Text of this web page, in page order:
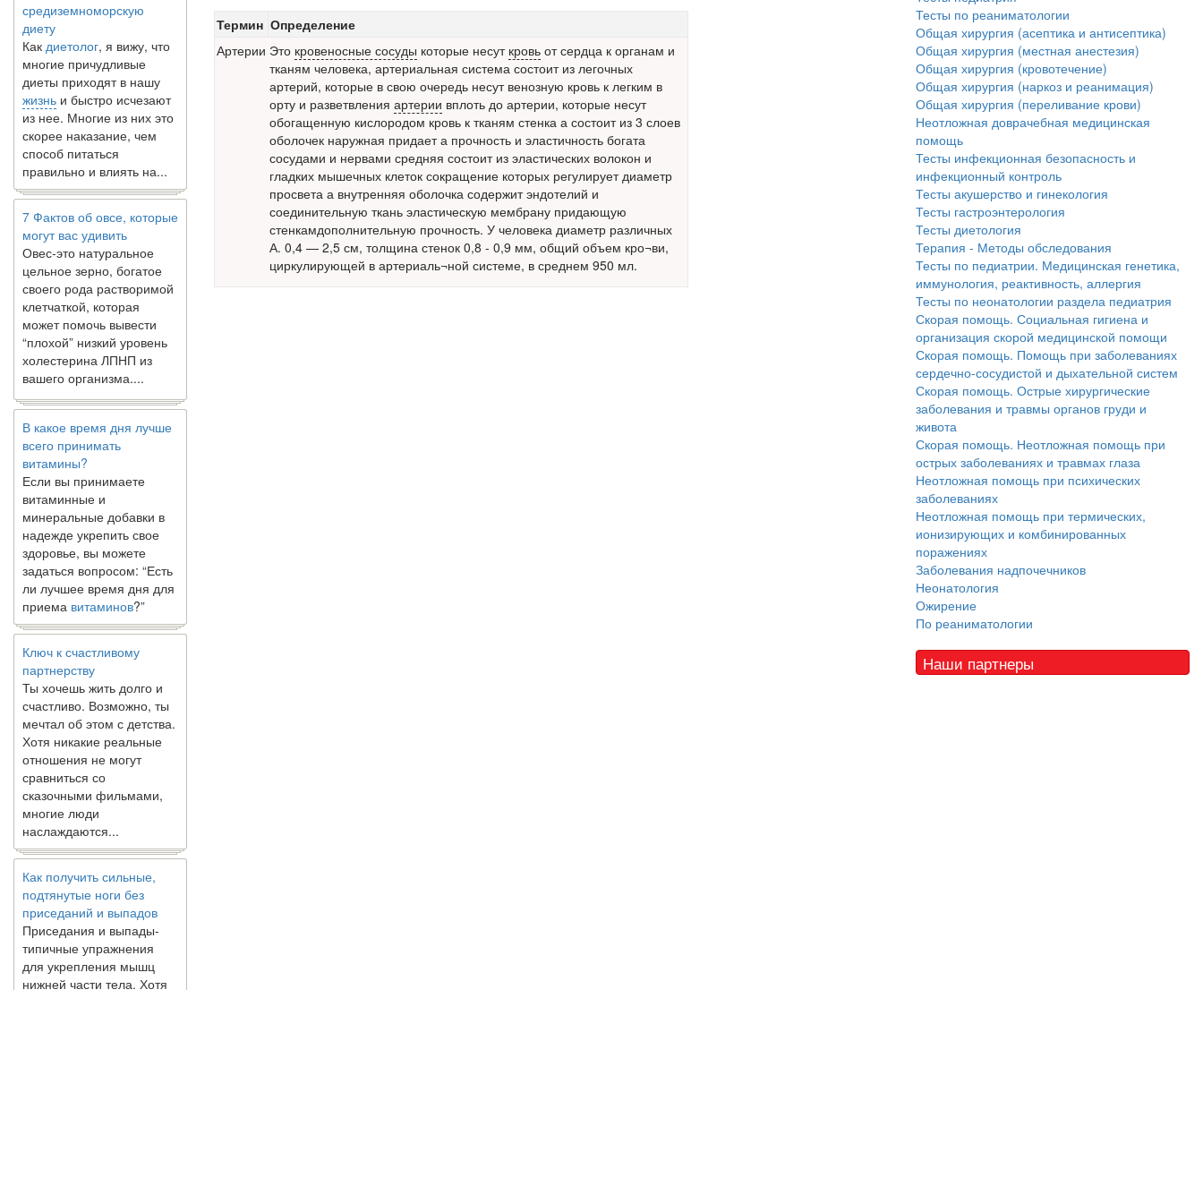
диету
Какдиетолог
многие причудливые
диеты приходят в нашу
жизньи быстро исчезают
из нее. Многие из них это
скорее наказание, чем
способ питаться
правильно и влиять на...
7 Фактов об овсе, которые
могут вас удивить
Овес-это натуральное
цельное зерно, богатое
своего рода растворимой
клетчаткой, которая
может помочь вывести
“плохой” низкий уровень
холестерина ЛПНП из
вашего организма....
В какое время дня лучше
всего принимать
витамины?
Если вы принимаете
витаминные и
минеральные добавки в
надежде укрепить свое
здоровье, вы можете
задаться вопросом: “Есть
ли лучшее время дня для
приемавитаминов?”
Ключ к счастливому
партнерству
Ты хочешь жить долго и
счастливо. Возможно, ты
мечтал об этом с детства.
Хотя никакие реальные
отношения не могут
сравниться со
сказочными фильмами,
многие люди
наслаждаются...
Как получить сильные,
подтянутые ноги без
приседаний и выпадов
Приседания и выпады-
типичные упражнения
для укрепления мышц
нижней части тела. Хотя
они чрезвычайно
Термин Определение
Артерии Это кровеносные сосуды которые несут кровь от сердца к органам и
тканям человека, артериальная система состоит из легочных
артерий, которые в свою очередь несут венозную кровь к легким в
орту и разветвления артерии вплоть до артерии, которые несут
обогащенную кислородом кровь к тканям стенка а состоит из 3 слоев
оболочек наружная придает а прочность и эластичность богата
сосудами и нервами средняя состоит из эластических волокон и
гладких мышечных клеток сокращение которых регулирует диаметр
просвета а внутренняя оболочка содержит эндотелий и
соединительную ткань эластическую мембрану придающую
стенкамдополнительную прочность. У человека диаметр различных
А. 0,4 — 2,5 см, толщина стенок 0,8 - 0,9 мм, общий объем кро¬ви,
циркулирующей в артериаль¬ной системе, в среднем 950 мл.
Тесты по реаниматологии
Общая хирургия (асептика и антисептика)
Общая хирургия (местная анестезия)
Общая хирургия (кровотечение)
Общая хирургия (наркоз и реанимация)
Общая хирургия (переливание крови)
Неотложная доврачебная медицинская
помощь
Тесты инфекционная безопасность и
инфекционный контроль
Тесты акушерство и гинекология
Тесты гастроэнтерология
Тесты диетология
Терапия - Методы обследования
Тесты по педиатрии. Медицинская генетика,
иммунология, реактивность, аллергия
Тесты по неонатологии раздела педиатрия
Скорая помощь. Социальная гигиена и
организация скорой медицинской помощи
Скорая помощь. Помощь при заболеваниях
сердечно-сосудистой и дыхательной систем
Скорая помощь. Острые хирургические
заболевания и травмы органов груди и
живота
Скорая помощь. Неотложная помощь при
острых заболеваниях и травмах глаза
Неотложная помощь при психических
заболеваниях
Неотложная помощь при термических,
ионизирующих и комбинированных
поражениях
Заболевания надпочечников
Неонатология
Ожирение
По реаниматологии
Наши партнеры